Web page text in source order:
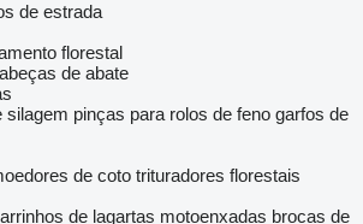
de estrada
florestal
de abate
silagem pinças para rolos de feno garfos de
de coto trituradores florestais
de lagartas motoenxadas brocas de